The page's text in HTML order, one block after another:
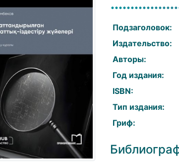
Подзаголовок:
Издательство:
Авторы:
Год издания:
ISBN:
Тип издания:
Гриф: